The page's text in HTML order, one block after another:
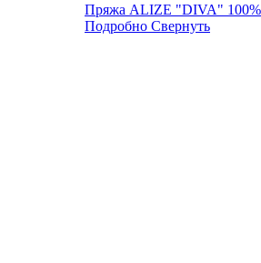
Пряжа ALIZE "DIVA" 100%
Подробно Свернуть